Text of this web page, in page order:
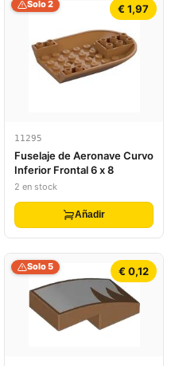
€ 1,97
Solo 2
11295
Fuselaje de Aeronave Curvo
Inferior Frontal 6 x 8
2 en stock
Añadir
€ 0,12
Solo 5